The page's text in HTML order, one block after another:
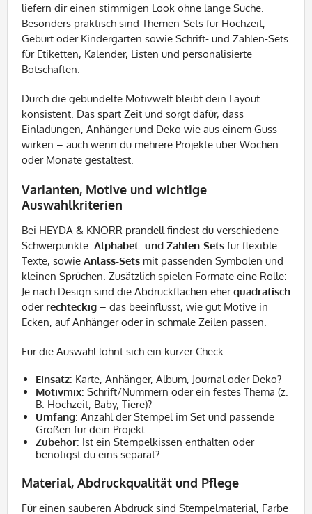
liefern dir einen stimmigen Look ohne lange Suche.
Besonders praktisch sind Themen-Sets für Hochzeit,
Geburt oder Kindergarten sowie Schrift- und Zahlen-Sets
für Etiketten, Kalender, Listen und personalisierte
Botschaften.
Durch die gebündelte Motivwelt bleibt dein Layout
konsistent. Das spart Zeit und sorgt dafür, dass
Einladungen, Anhänger und Deko wie aus einem Guss
wirken – auch wenn du mehrere Projekte über Wochen
oder Monate gestaltest.
Varianten, Motive und wichtige
Auswahlkriterien
Bei HEYDA & KNORR prandell findest du verschiedene
Schwerpunkte: Alphabet- und Zahlen-Sets für flexible
Texte, sowie Anlass-Sets mit passenden Symbolen und
kleinen Sprüchen. Zusätzlich spielen Formate eine Rolle:
Je nach Design sind die Abdruckflächen eherquadratisch
oder rechteckig – das beeinflusst, wie gut Motive in
Ecken, auf Anhänger oder in schmale Zeilen passen.
Für die Auswahl lohnt sich ein kurzer Check:
Einsatz: Karte, Anhänger, Album, Journal oder Deko?
Motivmix: Schrift/Nummern oder ein festes Thema (z.
B. Hochzeit, Baby, Tiere)?
Umfang: Anzahl der Stempel im Set und passende
Größen für dein Projekt
Zubehör: Ist ein Stempelkissen enthalten oder
benötigst du eins separat?
Material, Abdruckqualität und Pflege
Für einen sauberen Abdruck sind Stempelmaterial, Farbe